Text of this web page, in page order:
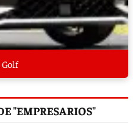
Golf
"EMPRESARIOS"